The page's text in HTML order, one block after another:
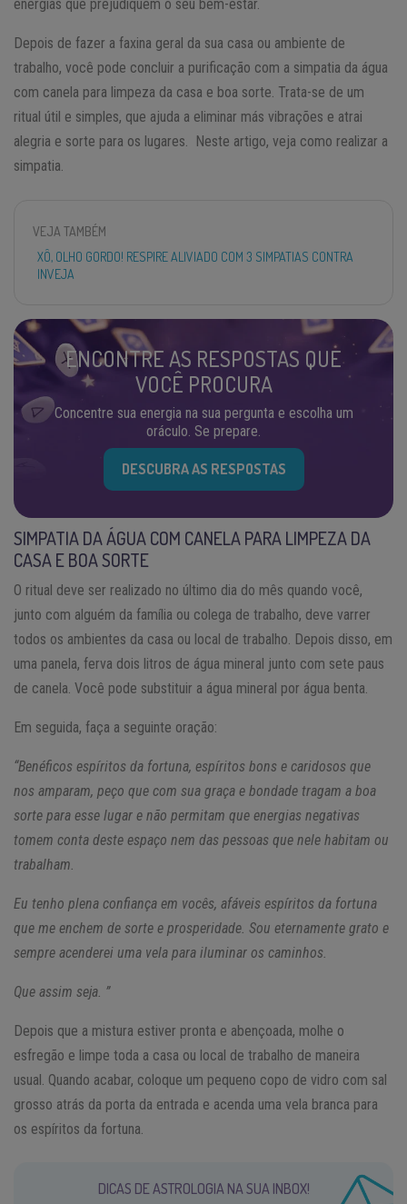
energias que prejudiquem o seu bem-estar.
Depois de fazer a faxina geral da sua casa ou ambiente de
trabalho, você pode concluir a purificação com a simpatia da água
com canela para limpeza da casa e boa sorte. Trata-se de um
ritual útil e simples, que ajuda a eliminar más vibrações e atrai
alegria e sorte para os lugares. Neste artigo, veja como realizar a
simpatia.
VEJA TAMBÉM
XÔ, OLHO GORDO! RESPIRE ALIVIADO COM 3 SIMPATIAS CONTRA
INVEJA
ENCONTRE AS RESPOSTAS QUE
VOCÊ PROCURA
Concentre sua energia na sua pergunta e escolha um
oráculo. Se prepare.
DESCUBRA AS RESPOSTAS
SIMPATIA DA ÁGUA COM CANELA PARA LIMPEZA DA
CASA E BOA SORTE
O ritual deve ser realizado no último dia do mês quando você,
junto com alguém da família ou colega de trabalho, deve varrer
todos os ambientes da casa ou local de trabalho. Depois disso, em
uma panela, ferva dois litros de água mineral junto com sete paus
de canela. Você pode substituir a água mineral por água benta.
Em seguida, faça a seguinte oração:
“Benéficos espíritos da fortuna, espíritos bons e caridosos que
nos amparam, peço que com sua graça e bondade tragam a boa
sorte para esse lugar e não permitam que energias negativas
tomem conta deste espaço nem das pessoas que nele habitam ou
trabalham.
Eu tenho plena confiança em vocês, afáveis espíritos da fortuna
que me enchem de sorte e prosperidade. Sou eternamente grato e
sempre acenderei uma vela para iluminar os caminhos.
Que assim seja. ”
Depois que a mistura estiver pronta e abençoada, molhe o
esfregão e limpe toda a casa ou local de trabalho de maneira
usual. Quando acabar, coloque um pequeno copo de vidro com sal
grosso atrás da porta da entrada e acenda uma vela branca para
os espíritos da fortuna.
DICAS DE ASTROLOGIA NA SUA INBOX!